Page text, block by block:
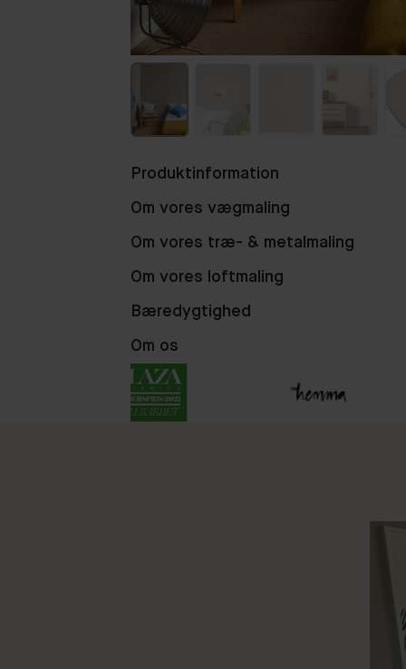
38
Produktinformation
Om vores vægmaling
Om vores træ- & metalmaling
Om vores loftmaling
Bæredygtighed
Om os